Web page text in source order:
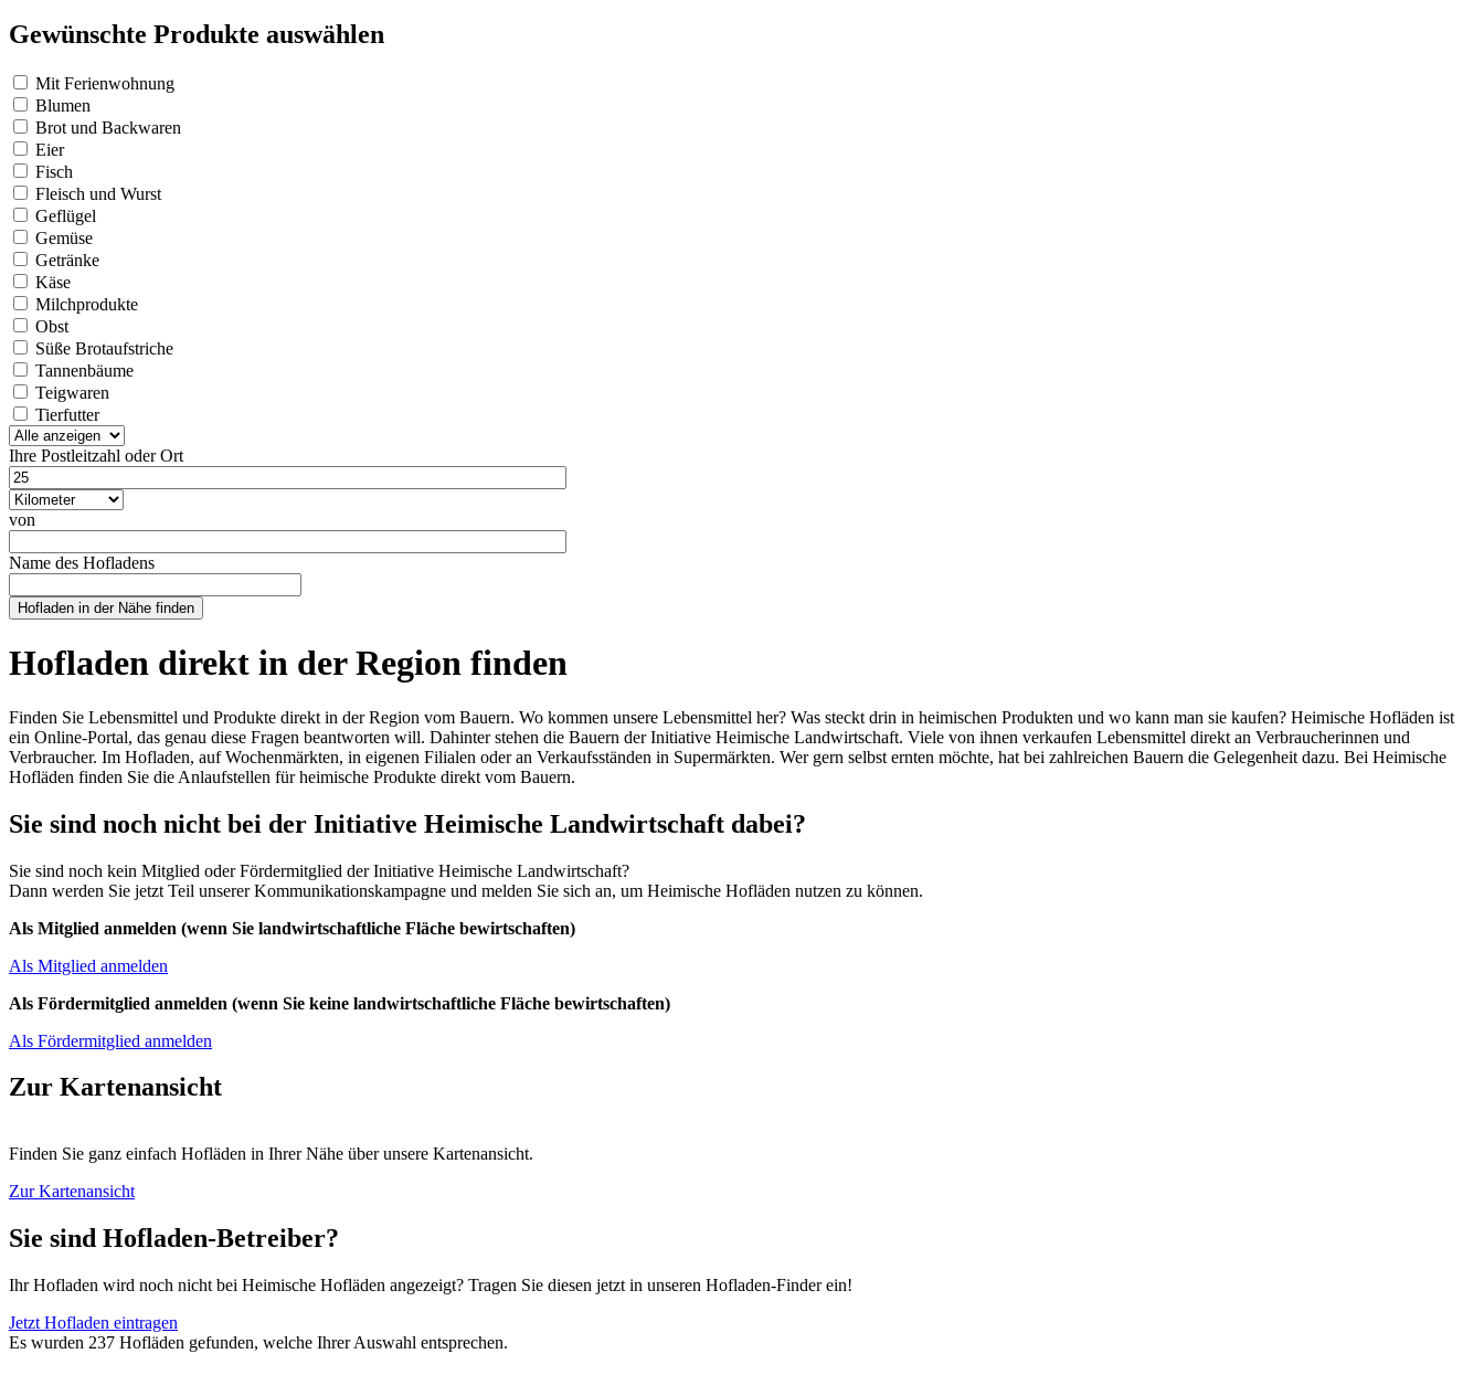
Gewünschte Produkte auswählen
Mit Ferienwohnung
Blumen
Brot und Backwaren
Eier
Fisch
Fleisch und Wurst
Geflügel
Gemüse
Getränke
Käse
Milchprodukte
Obst
Süße Brotaufstriche
Tannenbäume
Teigwaren
Tierfutter
Ihre Postleitzahl oder Ort
Entfernung
Einheit
von
Name des Hofladens
Hofladen direkt in der Region finden
Finden Sie Lebensmittel und Produkte direkt in der Region vom Bauern. Wo kommen unsere Lebensmittel her? Was steckt drin in heimischen Produkten und wo kann man sie kaufen? Heimische Hofläden ist
ein Online-Portal, das genau diese Fragen beantworten will. Dahinter stehen die Bauern der Initiative Heimische Landwirtschaft. Viele von ihnen verkaufen Lebensmittel direkt an Verbraucherinnen und
Verbraucher. Im Hofladen, auf Wochenmärkten, in eigenen Filialen oder an Verkaufsständen in Supermärkten. Wer gern selbst ernten möchte, hat bei zahlreichen Bauern die Gelegenheit dazu. Bei Heimische
Hofläden finden Sie die Anlaufstellen für heimische Produkte direkt vom Bauern.
Sie sind noch nicht bei der Initiative Heimische Landwirtschaft dabei?
Sie sind noch kein Mitglied oder Fördermitglied der Initiative Heimische Landwirtschaft?
Dann werden Sie jetzt Teil unserer Kommunikationskampagne und melden Sie sich an, um Heimische Hofläden nutzen zu können.
Als Mitglied anmelden (wenn Sie landwirtschaftliche Fläche bewirtschaften)
Als Mitglied anmelden
Als Fördermitglied anmelden (wenn Sie keine landwirtschaftliche Fläche bewirtschaften)
Als Fördermitglied anmelden
Zur Kartenansicht
Finden Sie ganz einfach Hofläden in Ihrer Nähe über unsere Kartenansicht.
Zur Kartenansicht
Sie sind Hofladen-Betreiber?
Ihr Hofladen wird noch nicht bei Heimische Hofläden angezeigt? Tragen Sie diesen jetzt in unseren Hofladen-Finder ein!
Jetzt Hofladen eintragen
Es wurden 237 Hofläden gefunden, welche Ihrer Auswahl entsprechen.